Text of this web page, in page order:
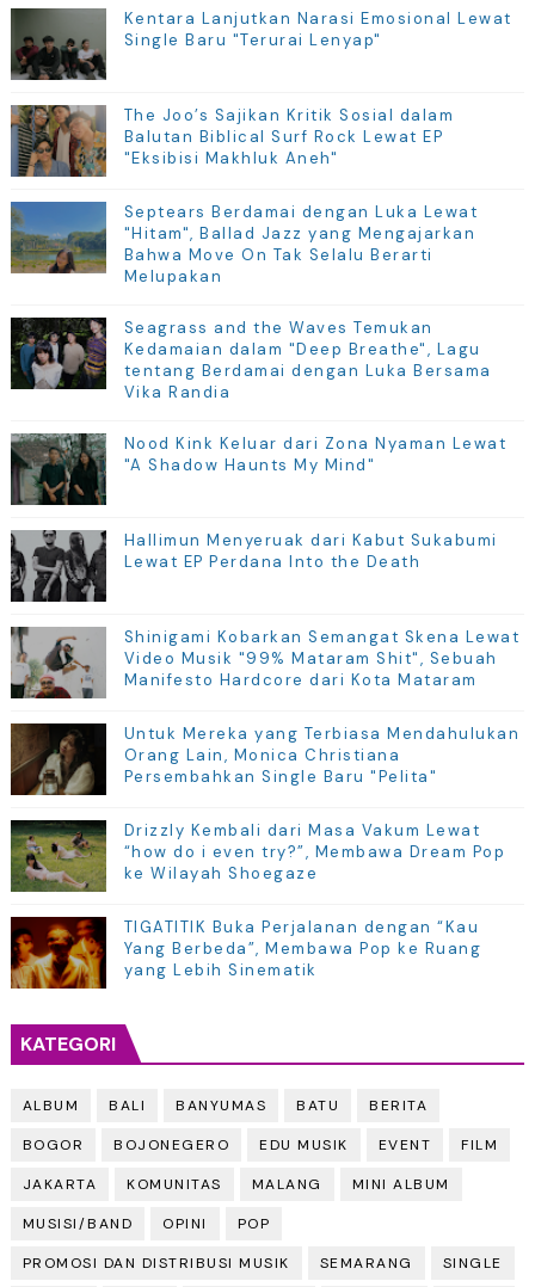
Kentara Lanjutkan Narasi Emosional Lewat
Single Baru "Terurai Lenyap"
The Joo’s Sajikan Kritik Sosial dalam
Balutan Biblical Surf Rock Lewat EP
"Eksibisi Makhluk Aneh"
Septears Berdamai dengan Luka Lewat
"Hitam", Ballad Jazz yang Mengajarkan
Bahwa Move On Tak Selalu Berarti
Melupakan
Seagrass and the Waves Temukan
Kedamaian dalam "Deep Breathe", Lagu
tentang Berdamai dengan Luka Bersama
Vika Randia
Nood Kink Keluar dari Zona Nyaman Lewat
"A Shadow Haunts My Mind"
Hallimun Menyeruak dari Kabut Sukabumi
Lewat EP Perdana Into the Death
Shinigami Kobarkan Semangat Skena Lewat
Video Musik "99% Mataram Shit", Sebuah
Manifesto Hardcore dari Kota Mataram
Untuk Mereka yang Terbiasa Mendahulukan
Orang Lain, Monica Christiana
Persembahkan Single Baru "Pelita"
Drizzly Kembali dari Masa Vakum Lewat
“how do i even try?”, Membawa Dream Pop
ke Wilayah Shoegaze
TIGATITIK Buka Perjalanan dengan “Kau
Yang Berbeda”, Membawa Pop ke Ruang
yang Lebih Sinematik
KATEGORI
ALBUM BALI BANYUMAS BATU BERITA
BOGOR BOJONEGERO EDU MUSIK EVENT FILM
JAKARTA KOMUNITAS MALANG MINI ALBUM
MUSISI/BAND OPINI POP
PROMOSI DAN DISTRIBUSI MUSIK SEMARANG SINGLE